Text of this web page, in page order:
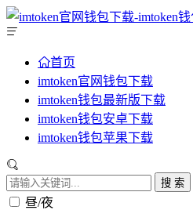
首页
imtoken官网钱包下载
imtoken钱包最新版下载
imtoken钱包安卓下载
imtoken钱包苹果下载
搜 索
昼/夜